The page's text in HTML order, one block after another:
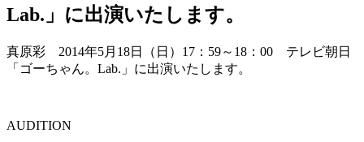
Lab.」に出演いたします。
真原彩 2014年5月18日（日）17：59～18：00 テレビ朝日
「ゴーちゃん。Lab.」に出演いたします。
AUDITION